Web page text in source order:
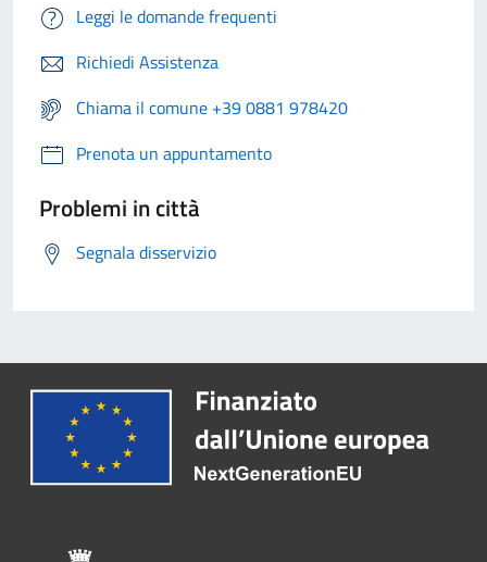
Leggi le domande frequenti
Richiedi Assistenza
Chiama il comune +39 0881 978420
Prenota un appuntamento
Problemi in città
Segnala disservizio